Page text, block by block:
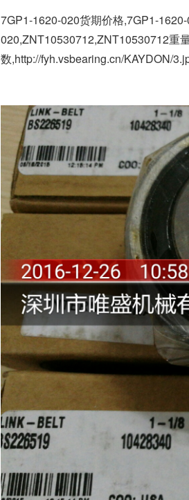
7GP1-1620-020货期价格,7GP1-
020,ZNT10530712,ZNT10530712重
数,http://fyh.vsbearing.cn/KAYDON/